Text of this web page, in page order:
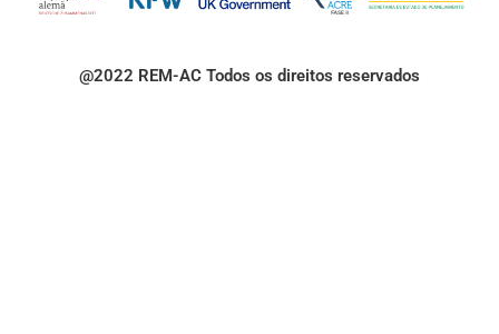
@2022 REM-AC Todos os direitos reservados